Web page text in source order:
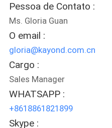
CONTACTE-
NOS
NOTÍCIA
PEÇA
UMAS
Pessoa de Contato :
Ms. Gloria Guan
O email :
gloria@kayond.com.cn
Cargo :
Sales Manager
WHATSAPP :
+8618861821899
Skype :